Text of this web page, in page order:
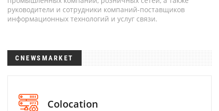
руководители и сотрудники компаний-поставщиков
информационных технологий и услуг связи.
CNEWSMARKET
Colocation